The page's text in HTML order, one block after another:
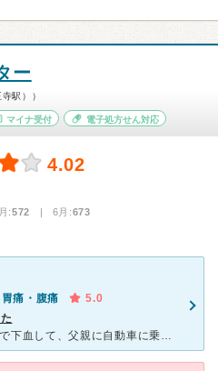
ー
駅））
マイナ受付 電子処方せん対応
4.02
:572 | 6月:673
胃痛・腹痛
5.0
[症状・来院理由] 自宅のトイレで下血して、父親に自動車に乗せてもらい、あわてて奈良県立三室病院に行きました。一階の外来受付の待ち時間は、約二時間。高齢者を中心に、骨折をして担ぎ込まれる人が多かった